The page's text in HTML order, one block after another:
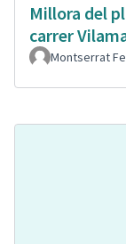
Millora del
carrer
Montserrat